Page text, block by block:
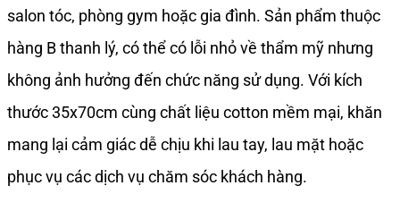
salon tóc, phòng gym hoặc gia đình. Sản phẩm thuộc
hàng B thanh lý, có thể có lỗi nhỏ về thẩm mỹ nhưng
không ảnh hưởng đến chức năng sử dụng. Với kích
thước 35x70cm cùng chất liệu cotton mềm mại, khăn
mang lại cảm giác dễ chịu khi lau tay, lau mặt hoặc
phục vụ các dịch vụ chăm sóc khách hàng.